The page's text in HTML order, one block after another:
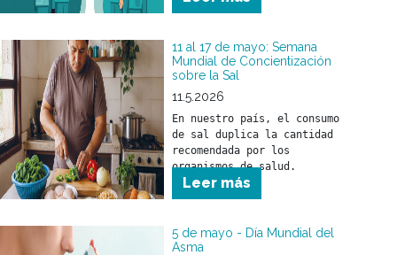
profesionalismo, brindan
beneficiarios.
A quienes forman parte de
nuestros equipos de salud,
reconocimiento por la tarea
esencial que desarrollan cada
día.
11 al 17 de mayo: Semana
Mundial de Concientización
sobre la Sal
11.5.2026
En nuestro país, el consumo
de sal duplica la cantidad
recomendada por los
organismos de salud.
Leer más
5 de mayo - Día Mundial del
Asma